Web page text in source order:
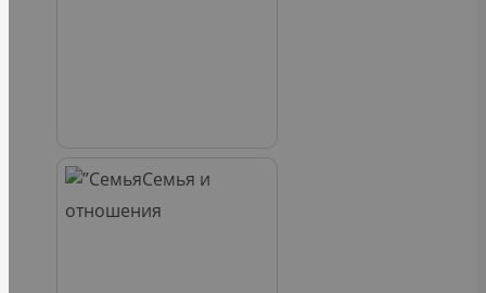
Семья и
отношения